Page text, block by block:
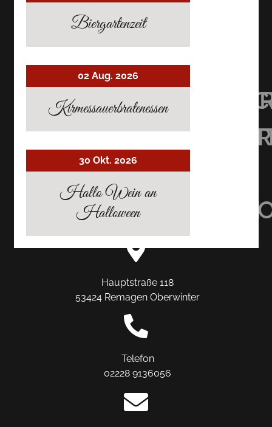
UHRMACHER’S
RESTAURANT
AUF
TRIPADVISOR
AUF
INSTAGRAM
AUF
Hauptstraße 118
53424 Remagen Oberwinter
Telefon
02228 9136056
Biergartenzeit
02 Aug. 2026
Kirmessauerbratenessen
30 Okt. 2026
Hallo Wein an
Halloween